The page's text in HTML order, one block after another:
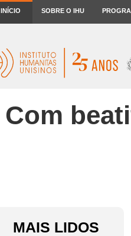
INÍCIO SOBRE O IHU
Com
MAIS LIDOS